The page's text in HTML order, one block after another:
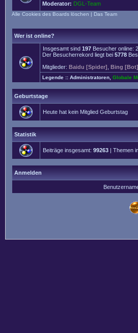
Moderator: DGL-Team
Alle Cookies des Boards löschen | Das Team
Wer ist online?
Insgesamt sind 197 Besucher online:
Der Besucherrekord liegt bei 5778
Mitglieder: Baidu [Spider] Bing [Bot]
Legende :: Administratoren Globale
Geburtstage
Heute hat kein Mitglied Geburtstag
Statistik
Beiträge insgesamt: 99263 | Themen
Anmelden